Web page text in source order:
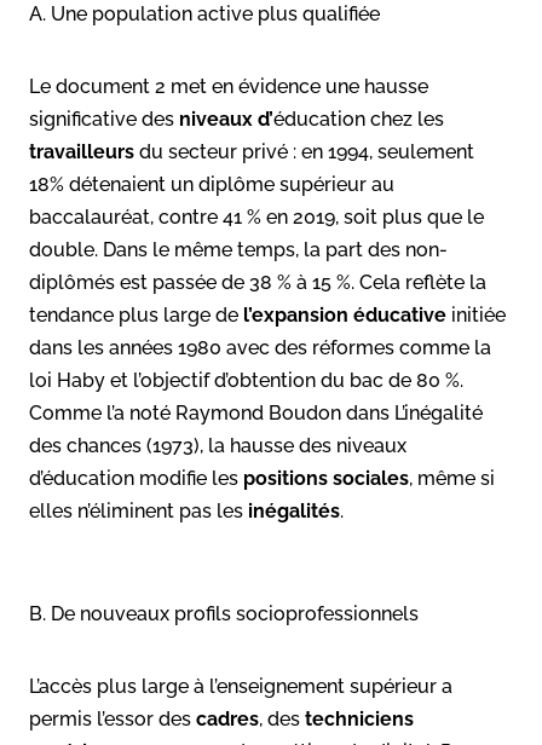
A. Une population active plus qualifiée
Le document 2 met en évidence une hausse
significative des niveaux d’éducation chez les
travailleurs du secteur privé : en 1994, seulement
18% détenaient un diplôme supérieur au
baccalauréat, contre 41 % en 2019, soit plus que le
double. Dans le même temps, la part des non-
diplômés est passée de 38 % à 15 %. Cela reflète la
tendance plus large de l’expansion éducative initiée
dans les années 1980 avec des réformes comme la
loi Haby et l’objectif d’obtention du bac de 80 %.
Comme l’a noté Raymond Boudon dans L’inégalité
des chances (1973), la hausse des niveaux
d’éducation modifie les positions sociales, même si
elles n’éliminent pas les inégalités.
B. De nouveaux profils socioprofessionnels
L’accès plus large à l’enseignement supérieur a
permis l’essor des cadres, des techniciens